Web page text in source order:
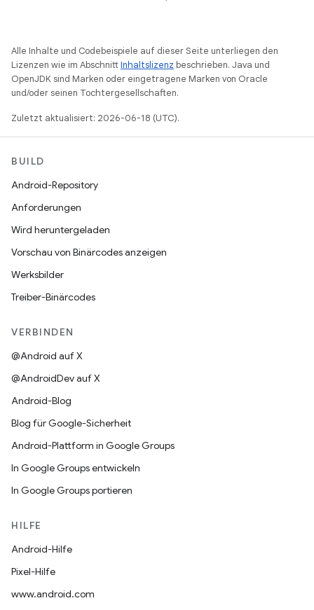
Alle Inhalte und Codebeispiele auf dieser Seite unterliegen den
Lizenzen wie im AbschnittInhaltslizenz beschrieben. Java und
OpenJDK sind Marken oder eingetragene Marken von Oracle
und/oder seinen Tochtergesellschaften.
Zuletzt aktualisiert: 2026-06-18 (UTC).
BUILD
Android-Repository
Anforderungen
Wird heruntergeladen
Vorschau von Binärcodes anzeigen
Werksbilder
Treiber-Binärcodes
VERBINDEN
@Android auf X
@AndroidDev auf X
Android-Blog
Blog für Google-Sicherheit
Android-Plattform in Google Groups
In Google Groups entwickeln
In Google Groups portieren
HILFE
Android-Hilfe
Pixel-Hilfe
www.android.com